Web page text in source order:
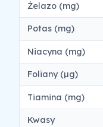
Żelazo (mg)
Potas (mg)
Niacyna (mg)
Foliany (µg)
Tiamina (mg)
Kwasy